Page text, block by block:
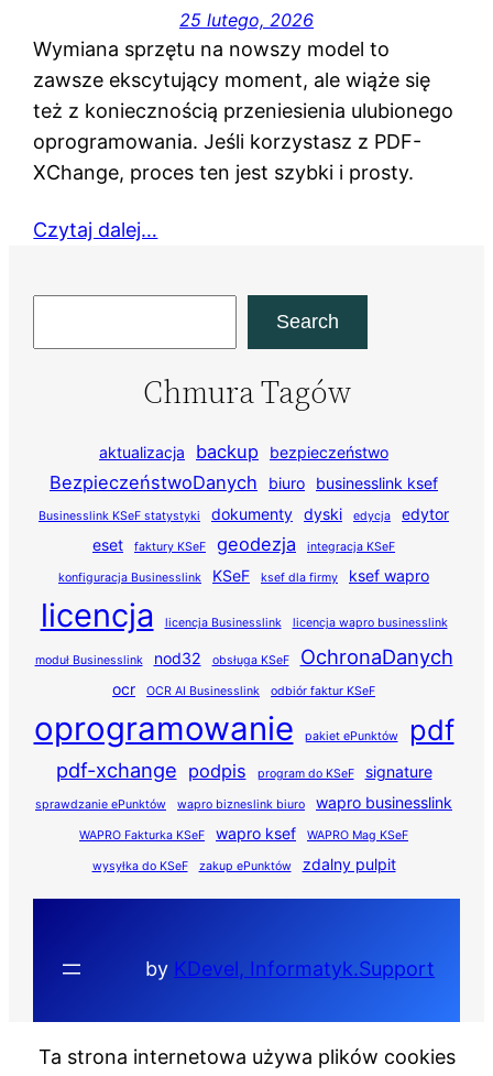
25 lutego, 2026
Wymiana sprzętu na nowszy model to
zawsze ekscytujący moment, ale wiąże się
też z koniecznością przeniesienia ulubionego
oprogramowania. Jeśli korzystasz z PDF-
XChange, proces ten jest szybki i prosty.
Czytaj dalej…
Search
Chmura Tagów
aktualizacja backup bezpieczeństwo
BezpieczeństwoDanych biuro businesslink ksef
Businesslink KSeF statystyki dokumenty dyski edycja
edytor
eset
faktury KSeF geodezja integracja KSeF
konfiguracja Businesslink KSeF ksef dla firmy ksef wapro
licencja licencja Businesslink licencja wapro businesslink
moduł Businesslink nod32 obsługa KSeF OchronaDanych
ocr OCR AI Businesslink odbiór faktur KSeF
oprogramowanie pakiet ePunktów pdf
pdf-xchange podpis program do KSeF signature
sprawdzanie ePunktów wapro bizneslink biuro wapro businesslink
WAPRO Fakturka KSeF wapro ksef WAPRO Mag KSeF
wysyłka do KSeF zakup ePunktów zdalny pulpit
by KDevel, Informatyk.Support
Ta strona internetowa używa plików cookies